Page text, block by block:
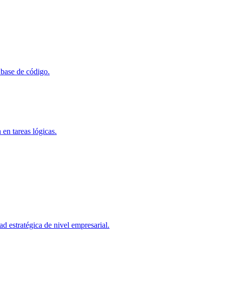
de código.
tareas lógicas.
estratégica de nivel empresarial.